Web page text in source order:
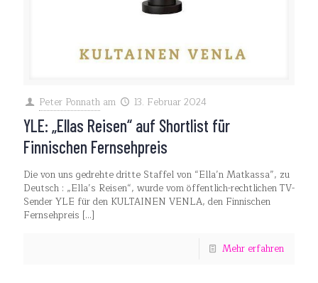
Peter Ponnath am 13. Februar 2024
YLE: „Ellas Reisen“ auf Shortlist für
Finnischen Fernsehpreis
Die von uns gedrehte dritte Staffel von “Ella’n Matkassa”, zu
Deutsch : „Ella’s Reisen“, wurde vom öffentlich-rechtlichen TV-
Sender YLE für den KULTAINEN VENLA, den Finnischen
Fernsehpreis […]
Mehr erfahren